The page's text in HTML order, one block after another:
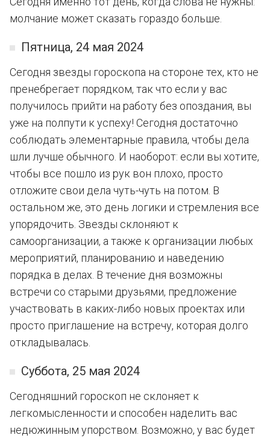
молчание может сказать гораздо больше.
Пятница, 24 мая 2024
Сегодня звезды гороскопа на стороне тех, кто не
пренебрегает порядком, так что если у вас
получилось прийти на работу без опоздания, вы
уже на полпути к успеху! Сегодня достаточно
соблюдать элементарные правила, чтобы дела
шли лучше обычного. И наоборот: если вы хотите,
чтобы все пошло из рук вон плохо, просто
отложите свои дела чуть-чуть на потом. В
остальном же, это день логики и стремления все
упорядочить. Звезды склоняют к
самоорганизации, а также к организации любых
мероприятий, планированию и наведению
порядка в делах. В течение дня возможны
встречи со старыми друзьями, предложение
участвовать в каких-либо новых проектах или
просто приглашение на встречу, которая долго
откладывалась.
Суббота, 25 мая 2024
Сегодняшний гороскоп не склоняет к
легкомысленности и способен наделить вас
недюжинным упорством. Возможно, у вас будет